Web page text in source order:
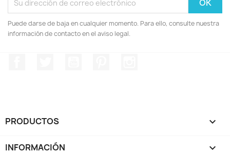
Puede darse de baja en cualquier momento. Para ello, consulte nuestra
información de contacto en el aviso legal.
PRODUCTOS 
INFORMACIÓN 